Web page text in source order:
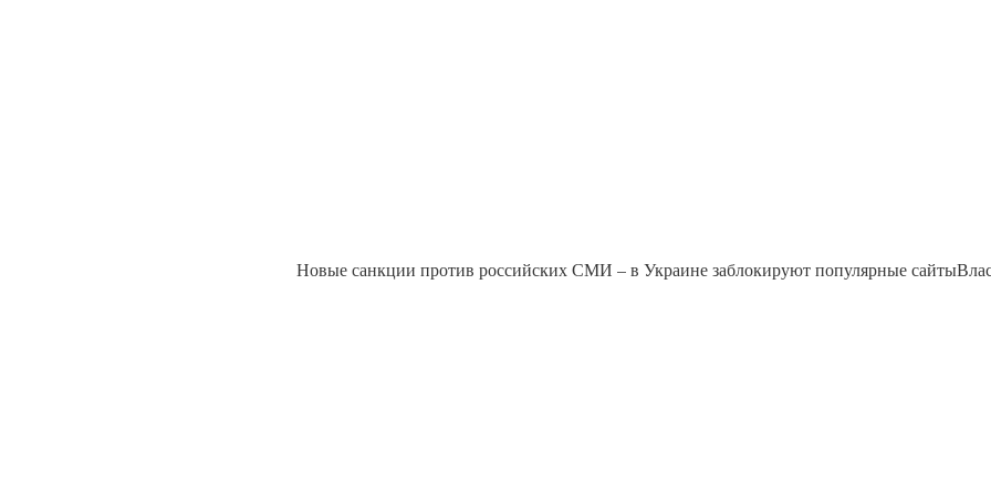
Новые санкции против российских СМИ – в Украине заблокируют популярные